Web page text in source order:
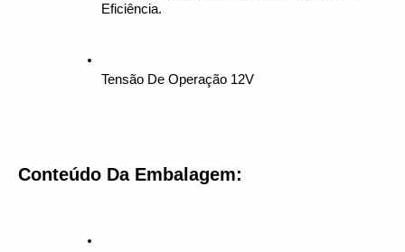
Eficiência.
Tensão De Operação 12V
Conteúdo Da Embalagem: